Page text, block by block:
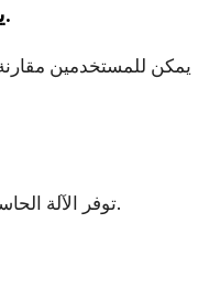
يساعد على تتبع التقدم الصحي.
يمكن للمستخدمين
توفر الآلة.